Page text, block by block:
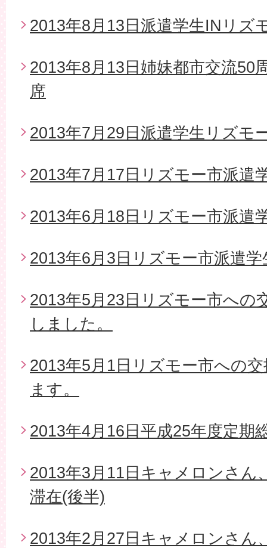
2013年8月13日派遣学生INリズ
2013年8月13日姉妹都市交流50
席
2013年7月29日派遣学生リズモ
2013年7月17日リズモー市派遣
2013年6月18日リズモー市派遣
2013年6月3日リズモー市派遣学
2013年5月23日リズモー市への
しました。
2013年5月1日リズモー市への
ます。
2013年4月16日平成25年度定期
2013年3月11日キャメロンさん
滞在(後半)
2013年2月27日キャメロンさん